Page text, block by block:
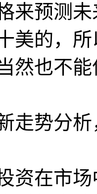
来预测
美的，
然也不
走势分
资在市